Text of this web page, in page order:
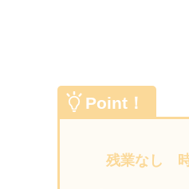
Point！
残業なし